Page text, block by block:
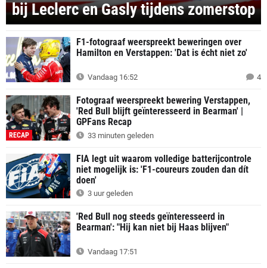
bij Leclerc en Gasly tijdens zomerstop
F1-fotograaf weerspreekt beweringen over
Hamilton en Verstappen: 'Dat is écht niet zo'
Vandaag 16:52 4
RECAP
Fotograaf weerspreekt bewering Verstappen,
'Red Bull blijft geïnteresseerd in Bearman' |
GPFans Recap
33 minuten geleden
FIA legt uit waarom volledige batterijcontrole
niet mogelijk is: 'F1-coureurs zouden dan dít
doen'
3 uur geleden
'Red Bull nog steeds geïnteresseerd in
Bearman': "Hij kan niet bij Haas blijven"
Vandaag 17:51